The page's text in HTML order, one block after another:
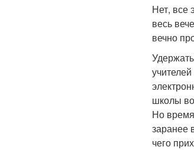
Нет, все
весь
вечно
школы
Но
заранее
чего